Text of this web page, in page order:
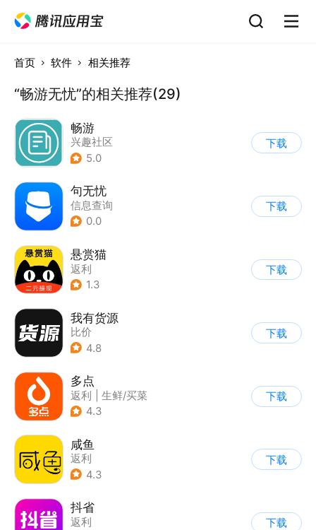
首页 软件 相关推荐
“畅游无忧”的相关推荐(29)
畅游
兴趣社区
5.0
下载
句无忧
信息查询
0.0
下载
悬赏猫
返利
1.3
下载
我有货源
比价
4.8
下载
多点
返利
生鲜/买菜
| 超市/便利店
4.3
下载
咸鱼
返利
4.3
下载
抖省
返利
下载